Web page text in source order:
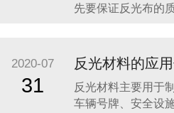
先要保证反光布的
正规厂家生产的，
量以及光学膜在使
选择反光布的反光
在不同的行业中，
2020-07
31
反光材料的应
反光材料主要用于
车辆号牌、安全设